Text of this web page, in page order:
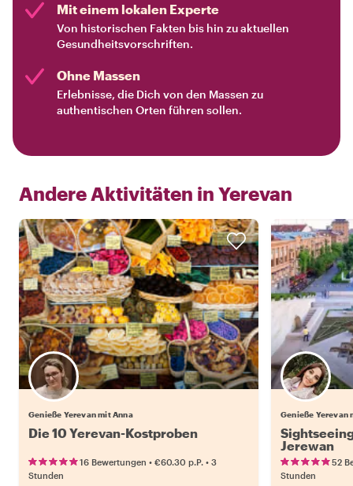
Mit einem lokalen Experte
Von historischen Fakten bis hin zu aktuellen
Gesundheitsvorschriften.
Ohne Massen
Erlebnisse, die Dich von den Massen zu
authentischen Orten führen sollen.
Andere Aktivitäten in Yerevan
Genieße Yerevan mit Anna
Die 10 Yerevan-Kostproben
16 Bewertungen • €60.30 p.P. • 3
Stunden
Genieße Yerevan
Jerewan
52
Stunden